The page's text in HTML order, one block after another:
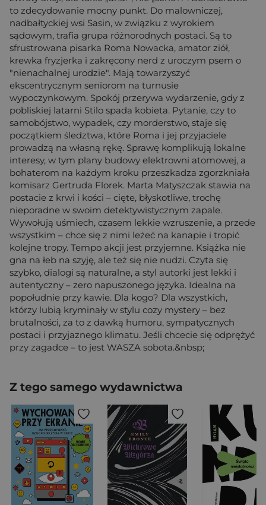
to zdecydowanie mocny punkt. Do malowniczej,
nadbałtyckiej wsi Sasin, w związku z wyrokiem
sądowym, trafia grupa różnorodnych postaci. Są to
sfrustrowana pisarka Roma Nowacka, amator ziół,
krewka fryzjerka i zakręcony nerd z uroczym psem o
"nienachalnej urodzie". Mają towarzyszyć
ekscentrycznym seniorom na turnusie
wypoczynkowym. Spokój przerywa wydarzenie, gdy z
pobliskiej latarni Stilo spada kobieta. Pytanie, czy to
samobójstwo, wypadek, czy morderstwo, staje się
początkiem śledztwa, które Roma i jej przyjaciele
prowadzą na własną rękę. Sprawę komplikują lokalne
interesy, w tym plany budowy elektrowni atomowej, a
bohaterom na każdym kroku przeszkadza zgorzkniała
komisarz Gertruda Florek. Marta Matyszczak stawia na
postacie z krwi i kości – cięte, błyskotliwe, trochę
nieporadne w swoim detektywistycznym zapale.
Wywołują uśmiech, czasem lekkie wzruszenie, a przede
wszystkim – chce się z nimi leżeć na kanapie i tropić
kolejne tropy. Tempo akcji jest przyjemne. Książka nie
gna na łeb na szyję, ale też się nie nudzi. Czyta się
szybko, dialogi są naturalne, a styl autorki jest lekki i
autentyczny – zero napuszonego języka. Idealna na
popołudnie przy kawie. Dla kogo? Dla wszystkich,
którzy lubią kryminały w stylu cozy mystery – bez
brutalności, za to z dawką humoru, sympatycznych
postaci i przyjaznego klimatu. Jeśli chcecie się odprężyć
przy zagadce – to jest WASZA sobota.&nbsp;
Z tego samego wydawnictwa